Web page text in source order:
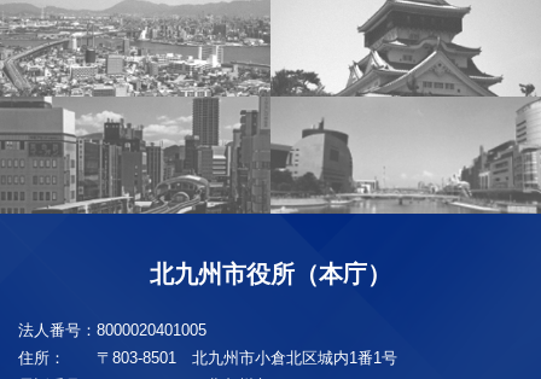
北九州市役所（本庁）
法人番号： 8000020401005
住所：
〒803-8501 北九州市小倉北区城内1番1号